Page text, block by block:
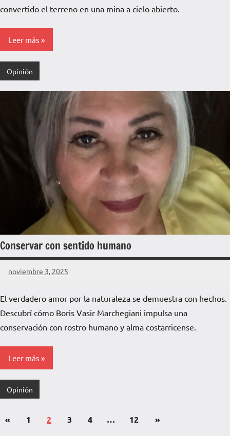
convertido el terreno en una mina a cielo abierto.
Leer más
Opinión
Conservar con sentido humano
noviembre 3, 2025
La
de
La
Pampa
El verdadero amor por la naturaleza se demuestra con hechos.
Descubrí cómo Boris Vasir Marchegiani impulsa una
conservación con rostro humano y alma costarricense.
Leer más
Opinión
« 1 2 3 4 … 12 »